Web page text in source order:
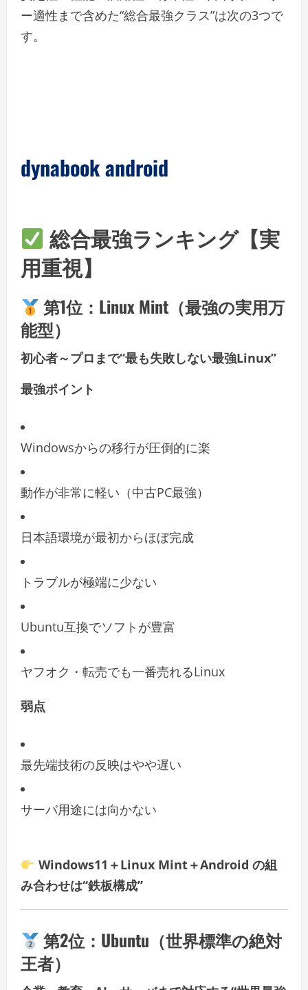
ー適性まで含めた“総合最強クラス”は次の3つで
す。
dynabook android
総合最強ランキング【実
用重視】
第1位： Linux Mint（最強の実用万
能型）
初心者～プロまで“最も失敗しない最強Linux”
最強ポイント
Windowsからの移行が圧倒的に楽
動作が非常に軽い（中古PC最強）
日本語環境が最初からほぼ完成
トラブルが極端に少ない
Ubuntu互換でソフトが豊富
ヤフオク・転売でも一番売れるLinux
弱点
最先端技術の反映はやや遅い
サーバ用途には向かない
Windows11＋Linux Mint＋Android の組
み合わせは“鉄板構成”
第2位： Ubuntu（世界標準の絶対
王者）